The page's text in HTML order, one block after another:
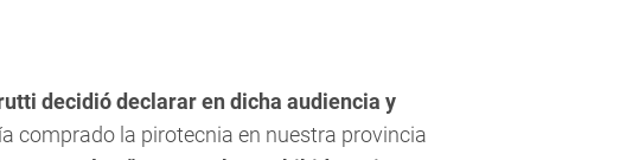
decidió declarar en dicha audiencia y
comprado la pirotecnia en nuestra provincia